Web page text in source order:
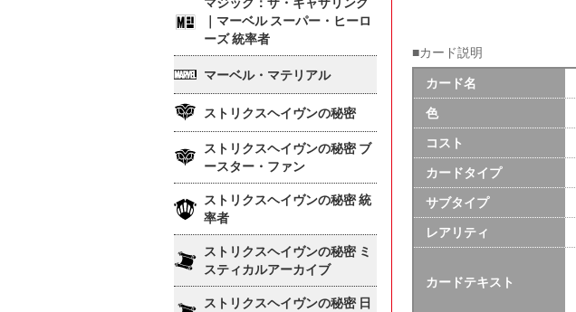
■カード説明
カード名
色
コスト
カードタイプ
サブタイプ
レアリティ
カードテキスト